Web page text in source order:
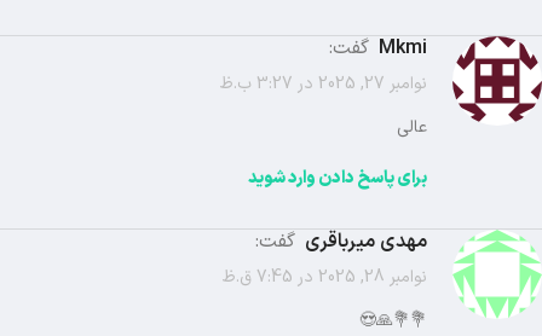
mkmi گفت:
نوامبر 27, 2025 در 3:27 ب.ظ
عالی
برای پاسخ دادن وارد شوید
مهدی میرباقری گفت:
نوامبر 28, 2025 در 7:45 ق.ظ
💐💐🙏😍